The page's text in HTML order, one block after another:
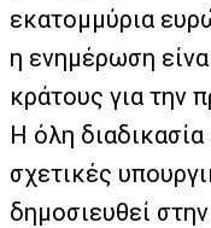
εκατομμύρια
η ενημέρωση
κράτους για την
Η όλη διαδικασία
σχετικές
δημοσιευθεί